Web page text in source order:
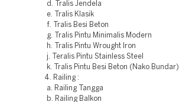
d. Tralis Jendela
e. Tralis Klasik
f. Tralis Besi Beton
g. Tralis Pintu Minimalis Modern
h. Tralis Pintu Wrought Iron
j. Teralis Pintu Stainless Steel
k. Tralis Pintu Besi Beton (Nako Bundar)
4. Railing :
a. Railing Tangga
b. Railing Balkon